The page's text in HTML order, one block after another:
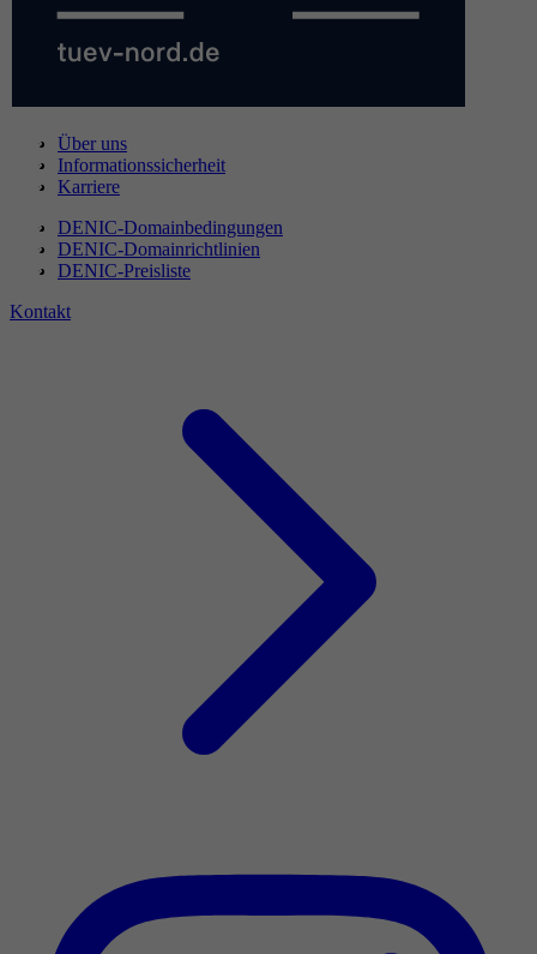
Über uns
Informationssicherheit
Karriere
DENIC-Domainbedingungen
DENIC-Domainrichtlinien
DENIC-Preisliste
Kontakt